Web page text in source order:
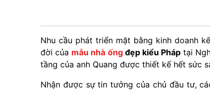
Nhu cầu phát triển mặt bằng kinh doanh
đời của mẫu nhà ốngđẹp kiểu Pháptại
tầng của anh Quang được thiết kế hết sức
Nhận được sự tin tưởng của chủ đầu tư,